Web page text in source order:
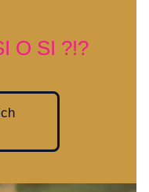
O SI ?!?